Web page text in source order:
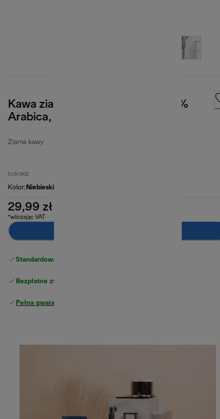
Kawa ziarnista Caffè Crema, 100%
Arabica, 250 g
Ziarna kawy
DLSC602
Kolor: Niebieski
29,99 zł
*wliczając VAT
Standardowa bezpłatna dostawa
Bezpłatne zwroty
Pełna gwarancja producenta